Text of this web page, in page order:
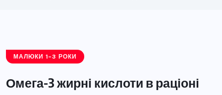
МАЛЮКИ 1-3 РОКИ
Омега-3 жирні кислоти в раціоні